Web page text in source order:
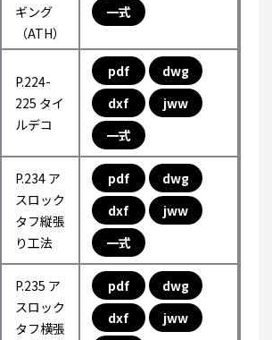
ギング
（ATH）
一式
P.224-
225 タイ
ルデコ
pdf
dwg
dxf
jww
一式
P.234 ア
スロック
タフ縦張
り工法
pdf
dwg
dxf
jww
一式
P.235 ア
スロック
タフ横張
pdf
dwg
dxf
jww